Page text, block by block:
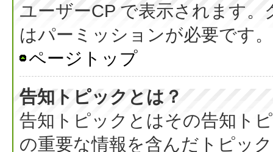
ユーザーCP で表示されます
はパーミッションが必要です。
ページトップ
告知トピックとは？
告知トピックとはその告知ト
の重要な情報を含んだトピッ